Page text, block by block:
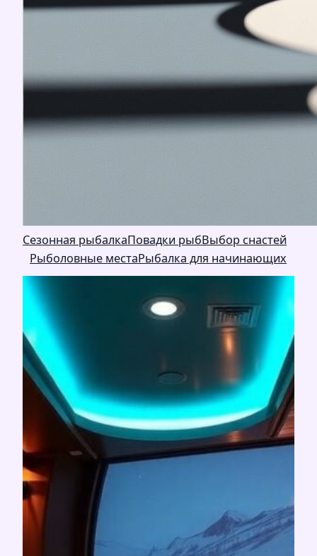
Сезонная рыбалкаПовадки рыбВыбор снастей
Рыболовные местаРыбалка для начинающих